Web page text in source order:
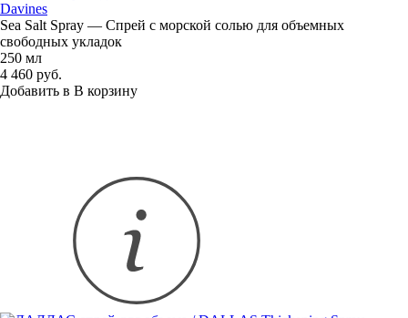
Davines
Sea Salt Spray — Спрей с морской солью для объемных
свободных укладок
250 мл
4 460 руб.
Добавить в В корзину